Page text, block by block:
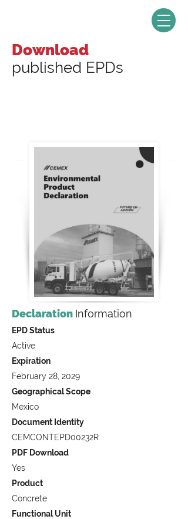
Download
published EPDs
Declaration Information
EPD Status
Active
Expiration
February 28, 2029
Geographical Scope
Mexico
Document Identity
CEMCONTEPD00232R
PDF Download
Yes
Product
Concrete
Functional Unit